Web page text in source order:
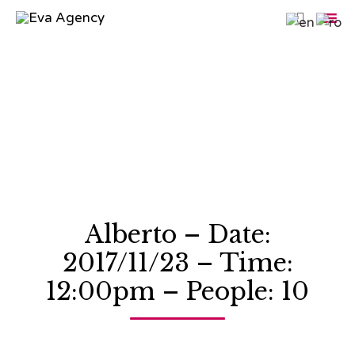

Alberto – Date:
2017/11/23 – Time:
12:00pm – People: 10